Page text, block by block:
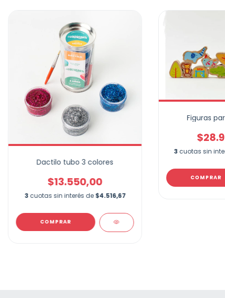
Dactilo tubo 3 colores
$13.550,00
3 cuotas sin interés de$4.516,67
COMPRAR
Figuras
3 cuotas sin
COMPRAR